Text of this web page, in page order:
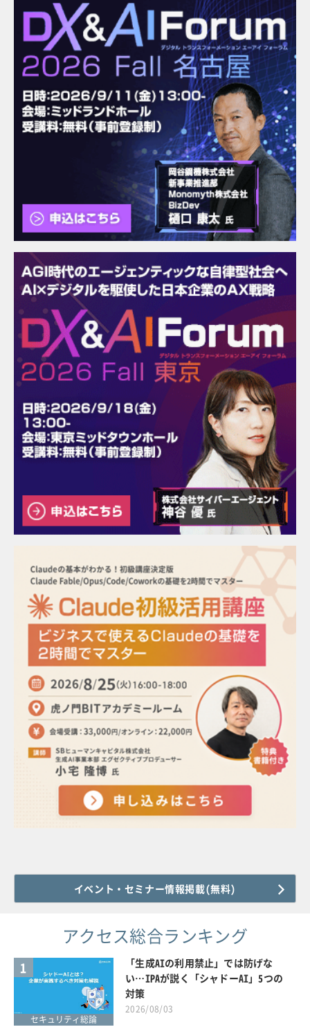
イベント・セミナー情報掲載(無料)
アクセス総合ランキング
1
セキュリティ総論
「生成AIの利用禁止」では防げな
い…IPAが説く「シャドーAI」5つの
対策
2026/08/03